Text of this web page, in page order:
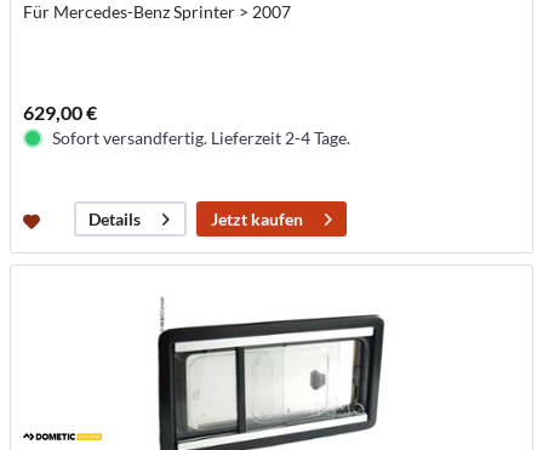
Für Mercedes-Benz Sprinter > 2007
629,00 €
Sofort versandfertig. Lieferzeit 2-4 Tage.
Details Jetzt kaufen